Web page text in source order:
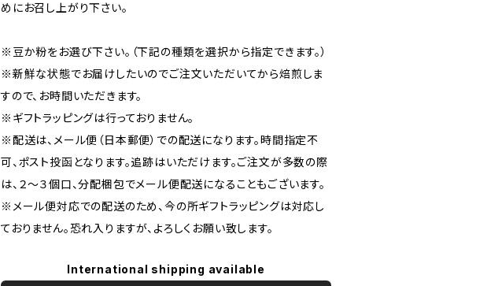
めにお召し上がり下さい。
※豆か粉をお選び下さい。（下記の種類を選択から指定できます。）
※新鮮な状態でお届けしたいのでご注文いただいてから焙煎しま
すので、お時間いただきます。
※ギフトラッピングは行っておりません。
※配送は、メール便（日本郵便）での配送になります。時間指定不
可、ポスト投函となります。追跡はいただけます。ご注文が多数の際
は、２〜３個口、分配梱包でメール便配送になることもございます。
※メール便対応での配送のため、今の所ギフトラッピングは対応し
ておりません。恐れ入りますが、よろしくお願い致します。
International shipping available